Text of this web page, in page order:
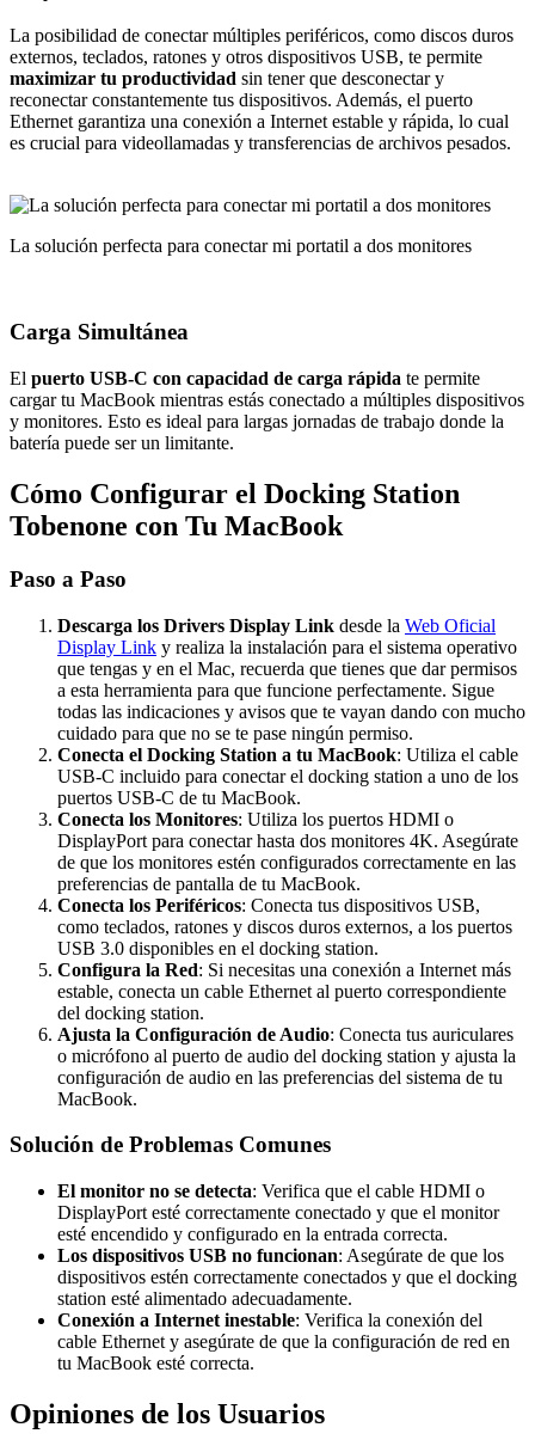
La posibilidad de conectar múltiples periféricos, como discos duros
externos, teclados, ratones y otros dispositivos USB, te permite
maximizar tu productividad sin tener que desconectar y
reconectar constantemente tus dispositivos. Además, el puerto
Ethernet garantiza una conexión a Internet estable y rápida, lo cual
es crucial para videollamadas y transferencias de archivos pesados.
La solución perfecta para conectar mi portatil a dos monitores
Carga Simultánea
El puerto USB-C con capacidad de carga rápida te permite
cargar tu MacBook mientras estás conectado a múltiples dispositivos
y monitores. Esto es ideal para largas jornadas de trabajo donde la
batería puede ser un limitante.
Cómo Configurar el Docking Station
Tobenone con Tu MacBook
Paso a Paso
Descarga los Drivers Display Link desde la Web Oficial
Display Link y realiza la instalación para el sistema operativo
que tengas y en el Mac, recuerda que tienes que dar permisos
a esta herramienta para que funcione perfectamente. Sigue
todas las indicaciones y avisos que te vayan dando con mucho
cuidado para que no se te pase ningún permiso.
Conecta el Docking Station a tu MacBook: Utiliza el cable
USB-C incluido para conectar el docking station a uno de los
puertos USB-C de tu MacBook.
Conecta los Monitores: Utiliza los puertos HDMI o
DisplayPort para conectar hasta dos monitores 4K. Asegúrate
de que los monitores estén configurados correctamente en las
preferencias de pantalla de tu MacBook.
Conecta los Periféricos: Conecta tus dispositivos USB,
como teclados, ratones y discos duros externos, a los puertos
USB 3.0 disponibles en el docking station.
Configura la Red: Si necesitas una conexión a Internet más
estable, conecta un cable Ethernet al puerto correspondiente
del docking station.
Ajusta la Configuración de Audio: Conecta tus auriculares
o micrófono al puerto de audio del docking station y ajusta la
configuración de audio en las preferencias del sistema de tu
MacBook.
Solución de Problemas Comunes
El monitor no se detecta: Verifica que el cable HDMI o
DisplayPort esté correctamente conectado y que el monitor
esté encendido y configurado en la entrada correcta.
Los dispositivos USB no funcionan: Asegúrate de que los
dispositivos estén correctamente conectados y que el docking
station esté alimentado adecuadamente.
Conexión a Internet inestable: Verifica la conexión del
cable Ethernet y asegúrate de que la configuración de red en
tu MacBook esté correcta.
Opiniones de los Usuarios